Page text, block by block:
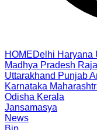
HOMEDelhi Haryana
Madhya Pradesh
Uttarakhand Punjab
Karnataka
Odisha Kerala
Jansamasya
News